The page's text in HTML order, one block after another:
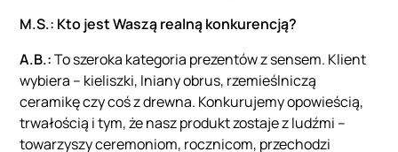
M.S.: Kto jest Waszą realną konkurencją?
A.B.:To szeroka kategoria prezentów z sensem. Klient
wybiera – kieliszki, lniany obrus, rzemieślniczą
ceramikę czy coś z drewna. Konkurujemy opowieścią,
trwałością i tym, że nasz produkt zostaje z ludźmi –
towarzyszy ceremoniom, rocznicom, przechodzi